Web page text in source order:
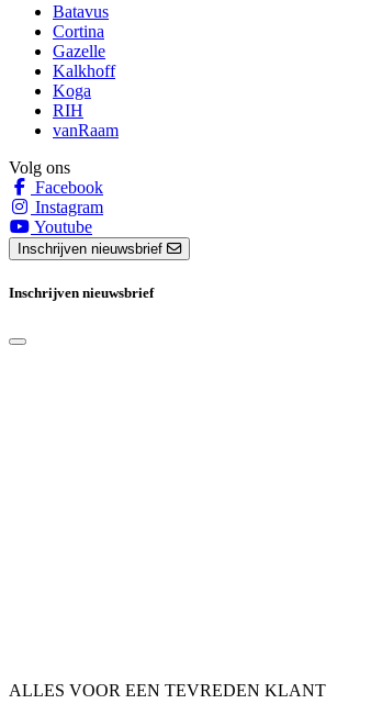
Batavus
Cortina
Gazelle
Kalkhoff
Koga
RIH
vanRaam
Volg ons
Facebook
Instagram
Youtube
Inschrijven nieuwsbrief
Inschrijven nieuwsbrief
ALLES VOOR EEN TEVREDEN KLANT